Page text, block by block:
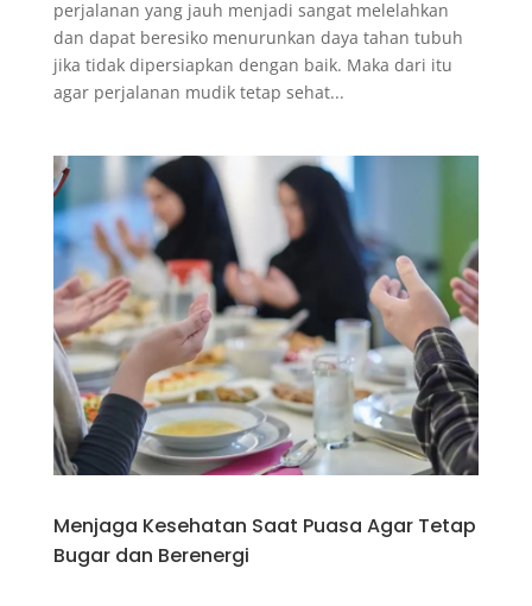
perjalanan yang jauh menjadi sangat melelahkan
dan dapat beresiko menurunkan daya tahan tubuh
jika tidak dipersiapkan dengan baik. Maka dari itu
agar perjalanan mudik tetap sehat...
Menjaga Kesehatan Saat Puasa Agar Tetap
Bugar dan Berenergi